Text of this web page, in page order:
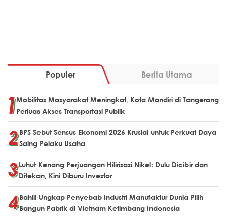
Populer Berita Utama
Mobilitas Masyarakat Meningkat, Kota Mandiri di Tangerang
Perluas Akses Transportasi Publik
BPS Sebut Sensus Ekonomi 2026 Krusial untuk Perkuat Daya
Saing Pelaku Usaha
Luhut Kenang Perjuangan Hilirisasi Nikel: Dulu Dicibir dan
Ditekan, Kini Diburu Investor
Bahlil Ungkap Penyebab Industri Manufaktur Dunia Pilih
Bangun Pabrik di Vietnam Ketimbang Indonesia